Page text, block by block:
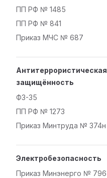
ПП РФ № 1485
ПП РФ № 841
Приказ МЧС № 687
Антитеррористическая
защищённость
ФЗ-35
ПП РФ № 1273
Приказ Минтруда № 374н
Электробезопасность
Приказ Минэнерго № 796